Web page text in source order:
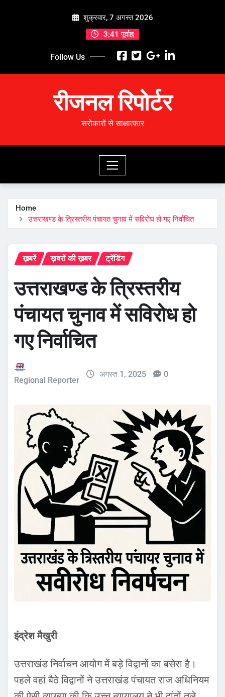
शुक्रवार, 7 अगस्त 2026
3:41 पूर्वाह्न
Follow Us
रीजनल रिपोर्टर
सरोकारों से साक्षात्कार
Home
उत्तराखण्ड के त्रिस्तरीय पंचायत चुनाव में सविरोध हो गए निर्वाचित
ख़बरें ख़बरों की ख़बर ट्रेंडिंग
उत्तराखण्ड के त्रिस्तरीय
पंचायत चुनाव में सविरोध हो
गए निर्वाचित
Regional Reporter
अगस्त 1, 2025 0
इंद्रेश मैखुरी
उत्तराखंड निर्वाचन आयोग में बड़े विद्वानों का बसेरा है।
पहले वहां बैठे विद्वानों ने उत्तराखंड पंचायत राज अधिनियम